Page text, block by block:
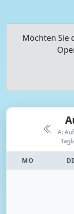
Möchten Sie
A:
MO DI